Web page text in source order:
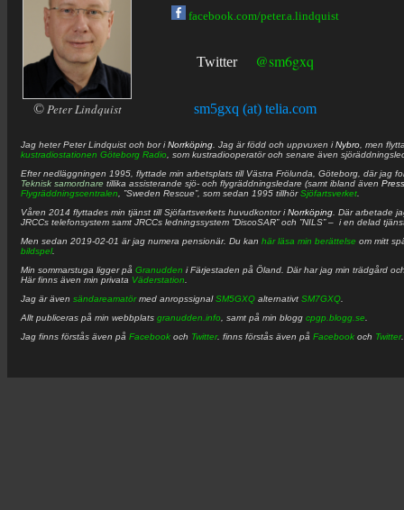
© Peter Lindquist
facebook.com/peter.a.lindquist
Twitter @sm6gxq
sm5gxq (at) telia.com
Jag heterPeter Lindquist och bor iNorrköping . Jag är född och uppvuxen iNybro , men
kustradiostationen Göteborg Radio , som kustradiooperatör och senare även
Efter nedläggningen 1995, flyttade min arbetsplats till Västra Frölunda, Göteborg, där jag
Teknisk samordnare tillika assisterande sjö- och flygräddningsledare (samt ibland även
Flygräddningscentralen , ”Sweden Rescue”, som sedan 1995 tillhörSjöfartsverket
Våren 2014 flyttades min tjänst till Sjöfartsverkets huvudkontor iNorrköping . Där arbetade
JRCCs telefonsystem samt JRCCs ledningssystem ”DiscoSAR” och ”NILS” – i en delad
Men sedan 2019-02-01 är jag numera pensionär. Du kan här läsa min berättelse om mitt
bildspel.
Min sommarstuga ligger på Granudden i Färjestaden på Öland. Där har jag min trädgård
Här finns även min privata Väderstation
Jag är även sändareamatörmed anropssignalSM5GXQ alternativt SM7GXQ
Allt publiceras på min webbplats granudden.info , samt på min blogg cpgp.blogg.se
Jag finns förstås även på Facebook och Twitter. finns förstås även på Facebook och Twitter.